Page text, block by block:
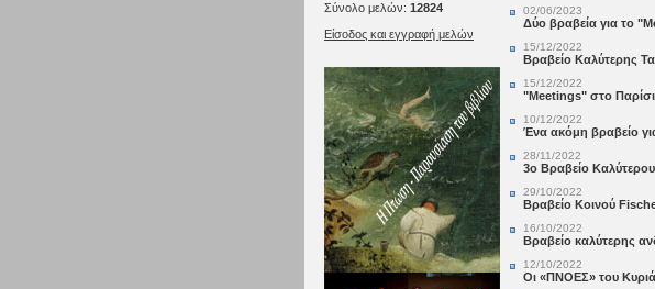
Σύνολο μελών: 12824
Είσοδος και εγγραφή μελών
02/06/2023
Δύο βραβεία για το
15/12/2022
Βραβείο Καλύτερης
15/12/2022
"Meetings" στο
10/12/2022
Ένα ακόμη βραβείο
28/11/2022
3ο Βραβείο Καλύτερου
29/10/2022
Βραβείο Κοινού
16/10/2022
Bραβείο καλύτερης
12/10/2022
Οι «ΠΝΟΕΣ» του